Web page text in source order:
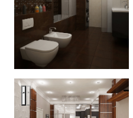
Penthouse in stroganoff